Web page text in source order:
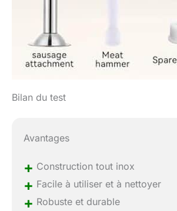
Bilan du test
Avantages
+ Construction tout inox
+ Facile à utiliser et à nettoyer
+ Robuste et durable